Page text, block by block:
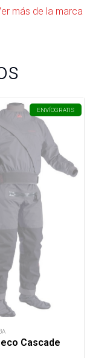
más de la marca
ENVÍOGRATIS
Cascade